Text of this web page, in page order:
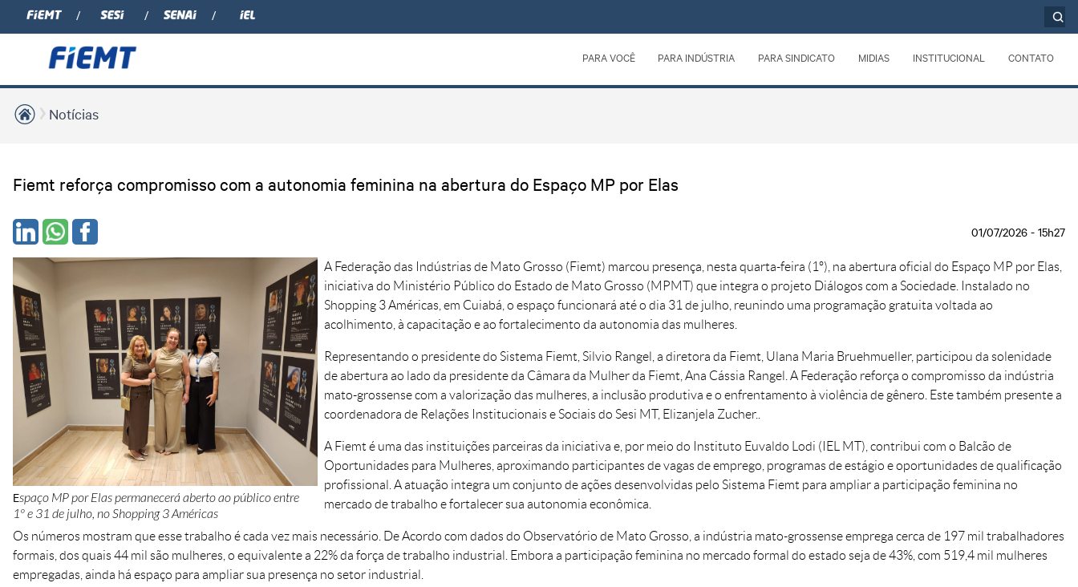
PARA VOCÊ PARA INDÚSTRIA PARA SINDICATO MIDIAS INSTITUCIONAL CONTATO
Notícias
Fiemt reforça compromisso com a autonomia feminina na abertura do Espaço MP por Elas
01/07/2026 - 15h27
Espaço MP por Elas permanecerá aberto ao público entre
1º e 31 de julho, no Shopping 3 Américas
A Federação das Indústrias de Mato Grosso (Fiemt) marcou presença, nesta quarta-feira (1º), na abertura oficial do Espaço MP por Elas,
iniciativa do Ministério Público do Estado de Mato Grosso (MPMT) que integra o projeto Diálogos com a Sociedade. Instalado no
Shopping 3 Américas, em Cuiabá, o espaço funcionará até o dia 31 de julho, reunindo uma programação gratuita voltada ao
acolhimento, à capacitação e ao fortalecimento da autonomia das mulheres.
Representando o presidente do Sistema Fiemt, Silvio Rangel, a diretora da Fiemt, Ulana Maria Bruehmueller, participou da solenidade
de abertura ao lado da presidente da Câmara da Mulher da Fiemt, Ana Cássia Rangel. A Federação reforça o compromisso da indústria
mato-grossense com a valorização das mulheres, a inclusão produtiva e o enfrentamento à violência de gênero. Este também presente a
coordenadora de Relações Institucionais e Sociais do Sesi MT, Elizanjela Zucher..
A Fiemt é uma das instituições parceiras da iniciativa e, por meio do Instituto Euvaldo Lodi (IEL MT), contribui com o Balcão de
Oportunidades para Mulheres, aproximando participantes de vagas de emprego, programas de estágio e oportunidades de qualificação
profissional. A atuação integra um conjunto de ações desenvolvidas pelo Sistema Fiemt para ampliar a participação feminina no
mercado de trabalho e fortalecer sua autonomia econômica.
Os números mostram que esse trabalho é cada vez mais necessário. De Acordo com dados do Observatório de Mato Grosso, a indústria mato-grossense emprega cerca de 197 mil trabalhadores
formais, dos quais 44 mil são mulheres, o equivalente a 22% da força de trabalho industrial. Embora a participação feminina no mercado formal do estado seja de 43%, com 519,4 mil mulheres
empregadas, ainda há espaço para ampliar sua presença no setor industrial.